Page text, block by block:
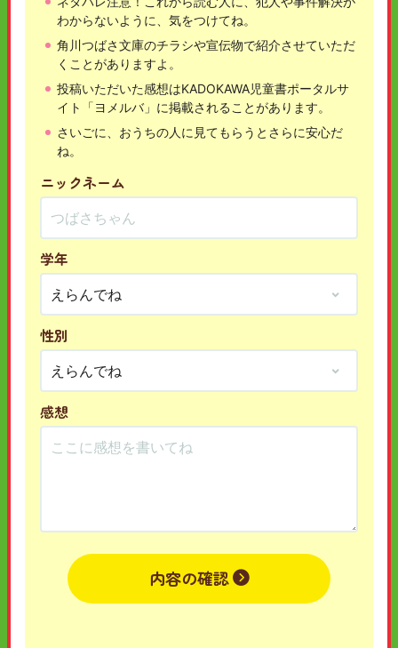
わからないように、気をつけてね。
角川つばさ文庫のチラシや宣伝物で紹介させていただ
くことがありますよ。
投稿いただいた感想はKADOKAWA児童書ポータルサ
イト「ヨメルバ」に掲載されることがあります。
さいごに、おうちの人に見てもらうとさらに安心だ
ね。
ニックネーム
学年
性別
感想
内容の確認